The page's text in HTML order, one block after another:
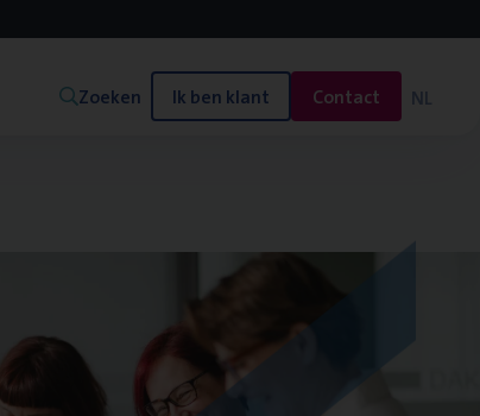
Zoeken Ik ben klant Contact NL